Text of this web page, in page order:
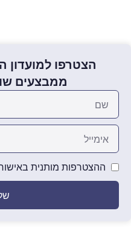
הצטרפו למועדון
ממבצעים
ההצטרפות מותנית